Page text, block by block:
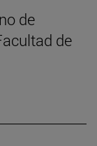
de
de